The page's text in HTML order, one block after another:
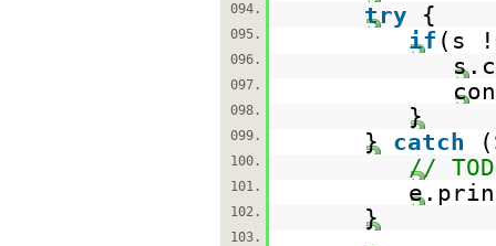
094.
try {
095. if (s
096.
097.
098. }
099. } catch
100. //
101.
102. }
103.